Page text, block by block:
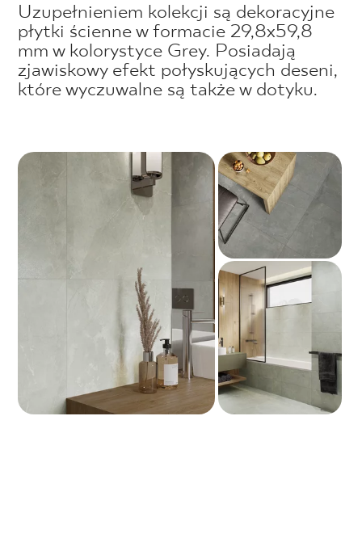
Uzupełnieniem kolekcji są dekoracyjne
płytki ścienne w formacie 29,8x59,8
mm w kolorystyce Grey. Posiadają
zjawiskowy efekt połyskujących deseni,
które wyczuwalne są także w dotyku.